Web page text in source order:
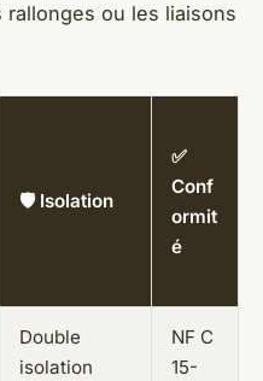
ou les liaisons
🛡️ Isolation
✅
Conf
ormit
é
Double
isolation
NF C
15-